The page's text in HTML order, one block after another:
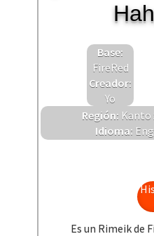
Base:
FireRed
Creador:
Yo
Región: Kanto
Idioma:
Es un Rimeik de